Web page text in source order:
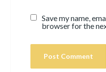
Save my name,
browser for the